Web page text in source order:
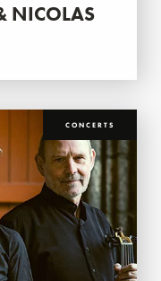
NICOLAS
CONCERTS